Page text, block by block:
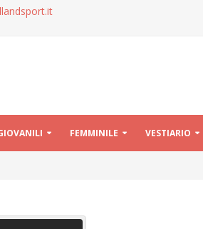
FEMMINILE VESTIARIO